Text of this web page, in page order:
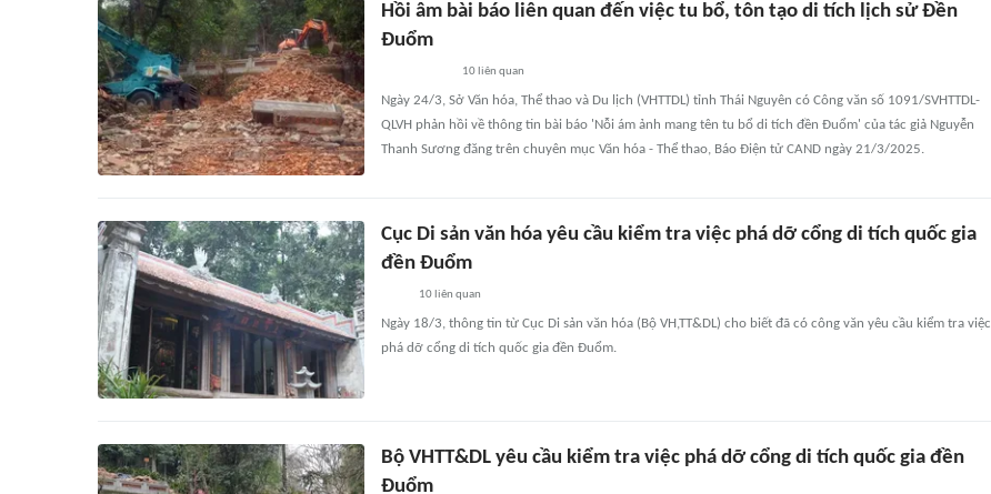
Hồi âm bài báo liên quan đến việc tu bổ, tôn tạo di tích lịch sử Đền
Đuổm
10liên quan
Ngày 24/3, Sở Văn hóa, Thể thao và Du lịch (VHTTDL) tỉnh Thái Nguyên có Công văn số 1091/SVHTTDL-
QLVH phản hồi về thông tin bài báo 'Nỗi ám ảnh mang tên tu bổ di tích đền Đuổm' của tác giả Nguyễn
Thanh Sương đăng trên chuyên mục Văn hóa - Thể thao, Báo Điện tử CAND ngày 21/3/2025.
Cục Di sản văn hóa yêu cầu kiểm tra việc phá dỡ cổng di tích quốc gia
đền Đuổm
10liên quan
Ngày 18/3, thông tin từ Cục Di sản văn hóa (Bộ VH,TT&DL) cho biết đã có công văn yêu cầu kiểm tra việc
phá dỡ cổng di tích quốc gia đền Đuổm.
Bộ VHTT&DL yêu cầu kiểm tra việc phá dỡ cổng di tích quốc gia đền
Đuổm